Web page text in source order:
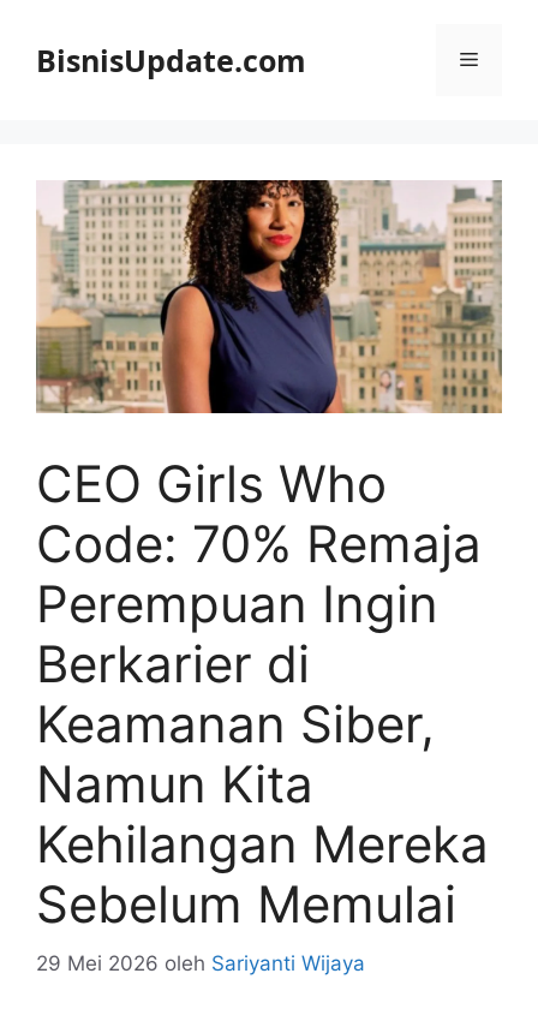
BisnisUpdate.com Menu
CEO Girls Who
Code: 70% Remaja
Perempuan Ingin
Berkarier di
Keamanan Siber,
Namun Kita
Kehilangan Mereka
Sebelum Memulai
29 Mei 2026 oleh Sariyanti Wijaya